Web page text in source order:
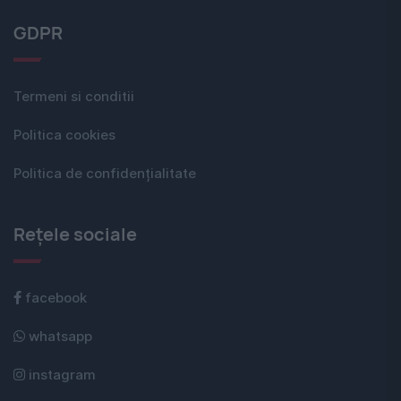
GDPR
Termeni si conditii
Politica cookies
Politica de confidențialitate
Rețele sociale
facebook
whatsapp
instagram